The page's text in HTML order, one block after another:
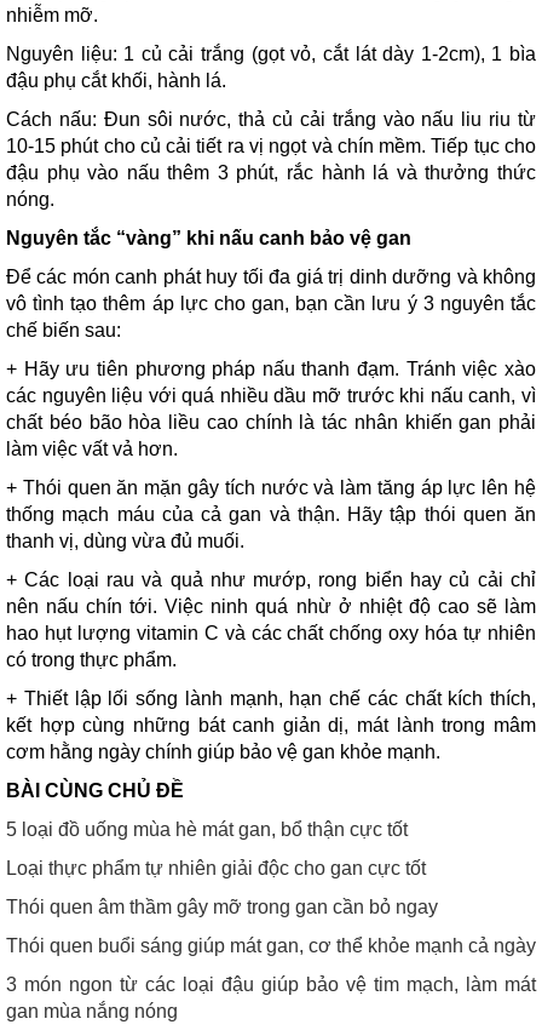
nhiễm mỡ.
Nguyên liệu: 1 củ cải trắng (gọt vỏ, cắt lát dày 1-2cm), 1 bìa
đậu phụ cắt khối, hành lá.
Cách nấu: Đun sôi nước, thả củ cải trắng vào nấu liu riu từ
10-15 phút cho củ cải tiết ra vị ngọt và chín mềm. Tiếp tục cho
đậu phụ vào nấu thêm 3 phút, rắc hành lá và thưởng thức
nóng.
Nguyên tắc “vàng” khi nấu canh bảo vệ gan
Để các món canh phát huy tối đa giá trị dinh dưỡng và không
vô tình tạo thêm áp lực cho gan, bạn cần lưu ý 3 nguyên tắc
chế biến sau:
+ Hãy ưu tiên phương pháp nấu thanh đạm. Tránh việc xào
các nguyên liệu với quá nhiều dầu mỡ trước khi nấu canh, vì
chất béo bão hòa liều cao chính là tác nhân khiến gan phải
làm việc vất vả hơn.
+ Thói quen ăn mặn gây tích nước và làm tăng áp lực lên hệ
thống mạch máu của cả gan và thận. Hãy tập thói quen ăn
thanh vị, dùng vừa đủ muối.
+ Các loại rau và quả như mướp, rong biển hay củ cải chỉ
nên nấu chín tới. Việc ninh quá nhừ ở nhiệt độ cao sẽ làm
hao hụt lượng vitamin C và các chất chống oxy hóa tự nhiên
có trong thực phẩm.
+ Thiết lập lối sống lành mạnh, hạn chế các chất kích thích,
kết hợp cùng những bát canh giản dị, mát lành trong mâm
cơm hằng ngày chính giúp bảo vệ gan khỏe mạnh.
BÀI CÙNG CHỦ ĐỀ
5 loại đồ uống mùa hè mát gan, bổ thận cực tốt
Loại thực phẩm tự nhiên giải độc cho gan cực tốt
Thói quen âm thầm gây mỡ trong gan cần bỏ ngay
Thói quen buổi sáng giúp mát gan, cơ thể khỏe mạnh cả ngày
3 món ngon từ các loại đậu giúp bảo vệ tim mạch, làm mát
gan mùa nắng nóng